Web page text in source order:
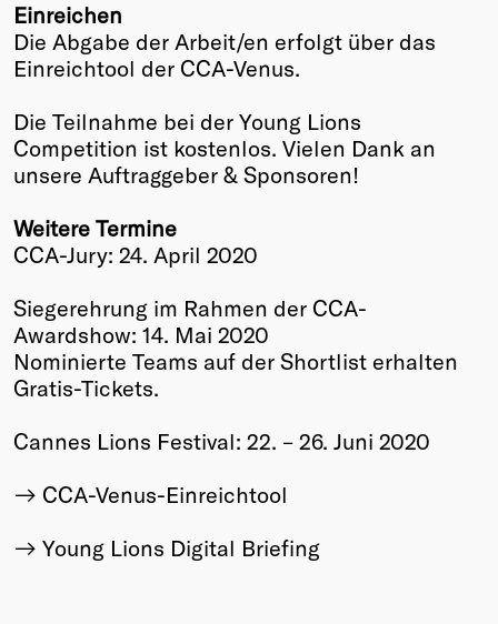
Einreichen
Die Abgabe der Arbeit/en erfolgt über das
Einreichtool der CCA-Venus.
Die Teilnahme bei der Young Lions
Competition ist kostenlos. Vielen Dank an
unsere Auftraggeber & Sponsoren!
Weitere Termine
CCA-Jury: 24. April 2020
Siegerehrung im Rahmen der CCA-
Awardshow: 14. Mai 2020
Nominierte Teams auf der Shortlist erhalten
Gratis-Tickets.
Cannes Lions Festival: 22. – 26. Juni 2020
CCA-Venus-Einreichtool
Young Lions Digital Briefing